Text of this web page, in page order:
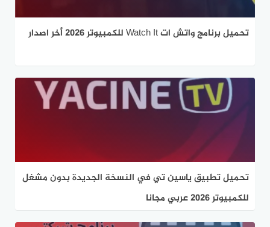
تحميل برنامج واتش ات Watch It للكمبيوتر 2026 أخر اصدار
تحميل تطبيق ياسين تي في النسخة الجديدة بدون مشغل
للكمبيوتر 2026 عربي مجانا